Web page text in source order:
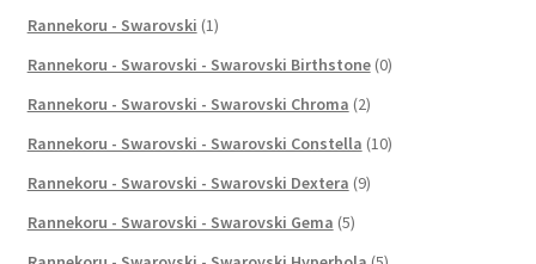
Rannekoru - Swarovski (1)
Rannekoru - Swarovski - Swarovski Birthstone (0)
Rannekoru - Swarovski - Swarovski Chroma (2)
Rannekoru - Swarovski - Swarovski Constella (10)
Rannekoru - Swarovski - Swarovski Dextera (9)
Rannekoru - Swarovski - Swarovski Gema (5)